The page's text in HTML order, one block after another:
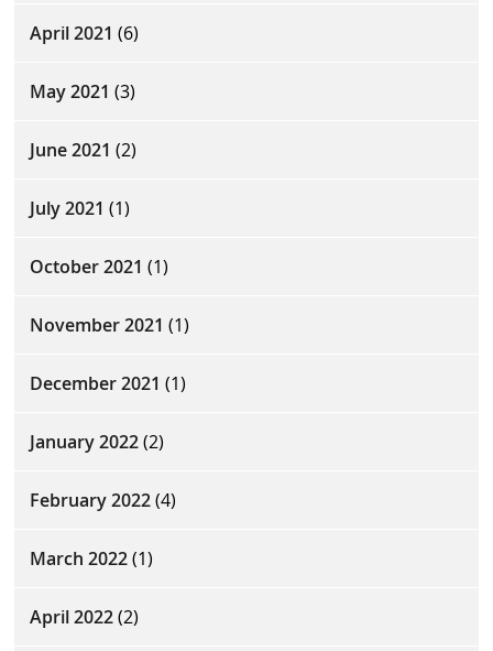
April 2021 (6)
May 2021 (3)
June 2021 (2)
July 2021 (1)
October 2021 (1)
November 2021 (1)
December 2021 (1)
January 2022(2)
February 2022(4)
March 2022(1)
April 2022(2)